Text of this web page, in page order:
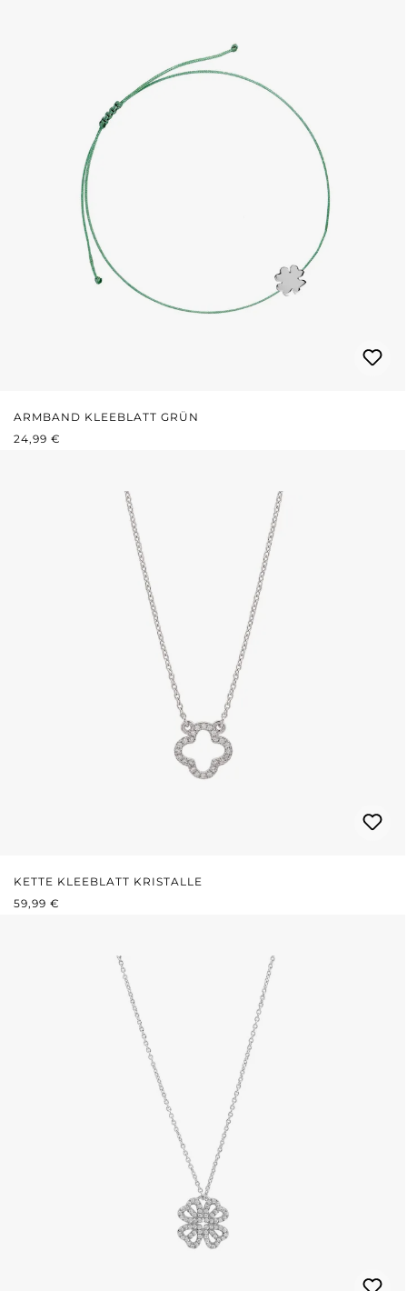
ARMBAND KLEEBLATT GRÜN
REGULÄRER PREIS:
24,99 €
KETTE KLEEBLATT KRISTALLE
REGULÄRER PREIS:
59,99 €